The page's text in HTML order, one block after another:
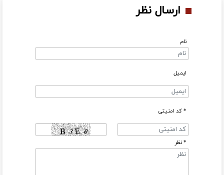
ارسال نظر
نام
ایمیل
* کد امنیتی
* نظر